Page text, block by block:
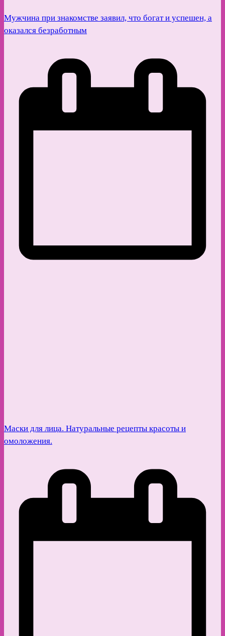
Мужчина при знакомстве заявил, что богат и успешен, а
оказался безработным
Маски для лица. Натуральные рецепты красоты и
омоложения.